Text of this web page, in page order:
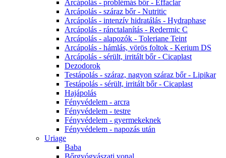
Arcápolás - problémás bőr - Effaclar
Arcápolás - száraz bőr - Nutritic
Arcápolás - intenzív hidratálás - Hydraphase
Arcápolás - ránctalanítás - Redermic C
Arcápolás - alapozók - Toleriane Teint
Arcápolás - hámlás, vörös foltok - Kerium DS
Arcápolás - sérült, irritált bőr - Cicaplast
Dezodorok
Testápolás - száraz, nagyon száraz bőr - Lipikar
Testápolás - sérült, irritált bőr - Cicaplast
Hajápolás
Fényvédelem - arcra
Fényvédelem - testre
Fényvédelem - gyermekeknek
Fényvédelem - napozás után
Uriage
Baba
Bőrgyógyászati vonal